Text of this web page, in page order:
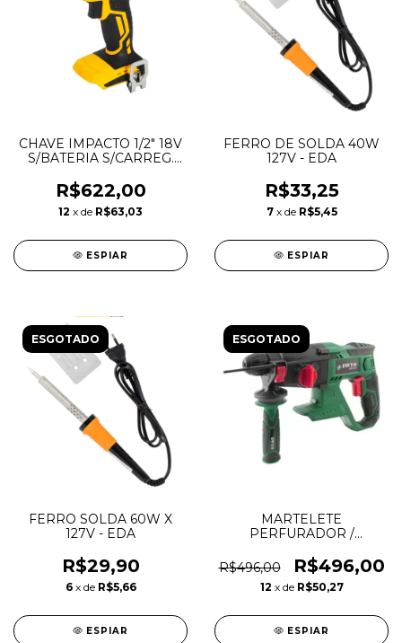
CHAVE IMPACTO 1/2" 18V
S/BATERIA S/CARREG.
R$622,00
12 x de R$63,03
ESPIAR
FERRO DE SOLDA 40W
127V - EDA
R$33,25
7 x de R$5,45
ESPIAR
ESGOTADO
FERRO SOLDA 60W X
127V - EDA
R$29,90
6 x de R$5,66
ESPIAR
ESGOTADO
MARTELETE
PERFURADOR /
- IMD1815 - DWT
R$496,00 R$496,00
12 x de R$50,27
ESPIAR